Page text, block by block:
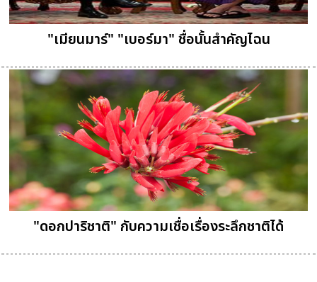
"เมียนมาร์" "เบอร์มา" ชื่อนั้นสำคัญไฉน
"ดอกปาริชาติ" กับความเชื่อเรื่องระลึกชาติได้